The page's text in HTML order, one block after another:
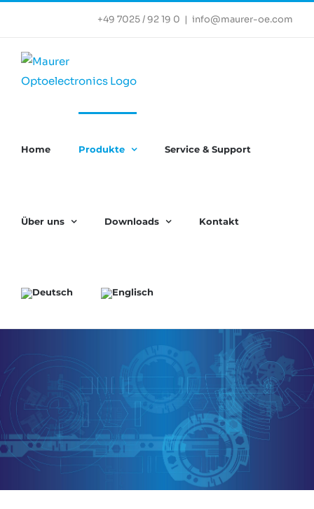
+49 7025 / 92 19 0 | info@maurer-oe.com
Home Produkte Service & Support
Über uns Downloads Kontakt